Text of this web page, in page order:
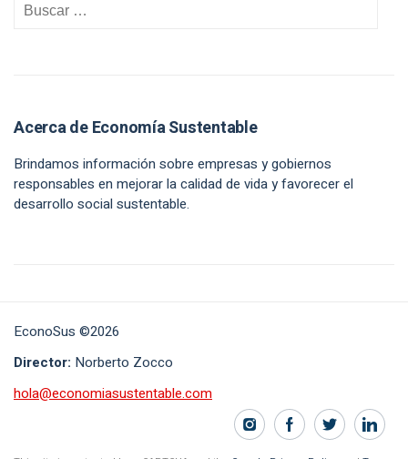
Acerca de Economía Sustentable
Brindamos información sobre empresas y gobiernos
responsables en mejorar la calidad de vida y favorecer el
desarrollo social sustentable.
EconoSus ©2026
Director: Norberto Zocco
hola@economiasustentable.com